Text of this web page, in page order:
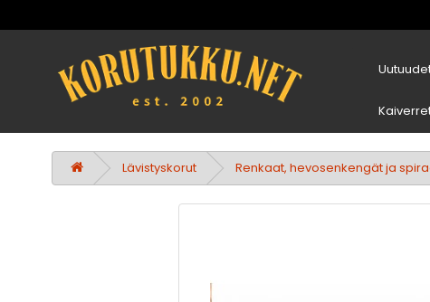
Lävistyskorut Renkaat, hevosenkengät ja